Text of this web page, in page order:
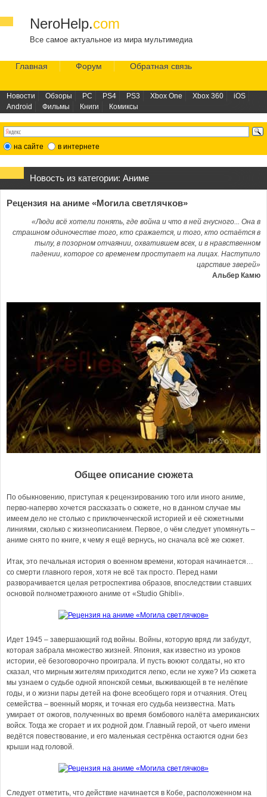
NeroHelp.com
Все самое актуальное из мира мультимедиа
Главная Форум Обратная связь
Новости Обзоры PC PS4 PS3 Xbox One Xbox 360
iOS
Android
Фильмы Книги Комиксы
на сайте в интернете
Новость из категории: Аниме
Рецензия на аниме «Могила светлячков»
«Люди всё хотели понять, где война и что в ней гнусного... Она в
страшном одиночестве того, кто сражается, и того, кто остаётся в
тылу, в позорном отчаянии, охватившем всех, и в нравственном
падении, которое со временем проступает на лицах. Наступило
царствие зверей»
Альбер Камю
Общее описание сюжета
По обыкновению, приступая к рецензированию того или иного аниме,
перво-наперво хочется рассказать о сюжете, но в данном случае мы
имеем дело не столько с приключенческой историей и её сюжетными
линиями, сколько с жизнеописанием. Первое, о чём следует упомянуть –
аниме снято по книге, к чему я ещё вернусь, но сначала всё же сюжет.
Итак, это печальная история о военном времени, которая начинается…
со смерти главного героя, хотя не всё так просто. Перед нами
разворачивается целая ретроспектива образов, впоследствии ставших
основой полнометражного аниме от «Studio Ghibli».
Идет 1945 – завершающий год войны. Войны, которую вряд ли забудут,
которая забрала множество жизней. Япония, как известно из уроков
истории, её безоговорочно проиграла. И пусть воюют солдаты, но кто
сказал, что мирным жителям приходится легко, если не хуже? Из сюжета
мы узнаем о судьбе одной японской семьи, выживающей в те нелёгкие
годы, и о жизни пары детей на фоне всеобщего горя и отчаяния. Отец
семейства – военный моряк, и точная его судьба неизвестна. Мать
умирает от ожогов, полученных во время бомбового налёта американских
войск. Тогда же сгорает и их родной дом. Главный герой, от чьего имени
ведётся повествование, и его маленькая сестрёнка остаются одни без
крыши над головой.
Следует отметить, что действие начинается в Кобе, расположенном на